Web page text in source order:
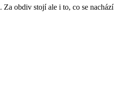
. Za obdiv stojí ale i to, co se nachází